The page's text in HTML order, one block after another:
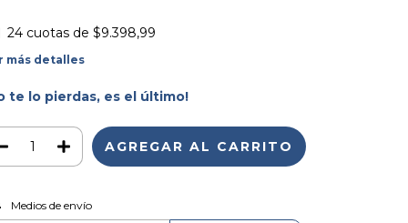
24 cuotas de $9.398,99
más detalles
te lo pierdas, es el último!
para el CP:
Medios de envío